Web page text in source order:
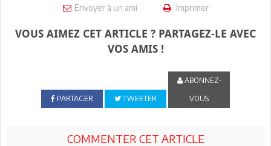
Envoyer à un ami Imprimer
VOUS AIMEZ CET ARTICLE ? PARTAGEZ-LE AVEC
VOS AMIS !
PARTAGER TWEETER
ABONNEZ-
VOUS
COMMENTER CET ARTICLE